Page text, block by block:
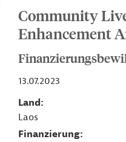
Community
Enhancement
13.07.2023
Land
Laos
Finanzierung